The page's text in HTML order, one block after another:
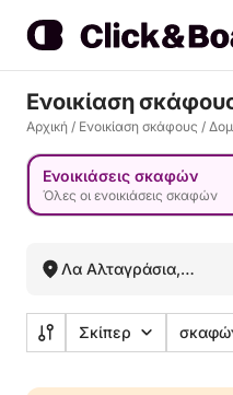
Ενοικίαση
Αρχική / Ενοικίαση σκάφους /
Ενοικιάσεις σκαφών
Όλες οι ενοικιάσεις σκαφών
Λα Αλταγράσια,
Δημοκρατία
Σκίπερ